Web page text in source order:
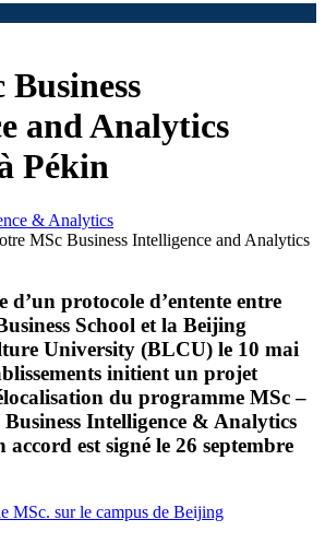
and Analytics
Pékin
& Analytics
MSc Business Intelligence and Analytics
d’un protocole d’entente entre
School et la Beijing
University (BLCU) le 10 mai
initient un projet
du programme MSc –
Business Intelligence & Analytics
est signé le 26 septembre
MSc. sur le campus de Beijing